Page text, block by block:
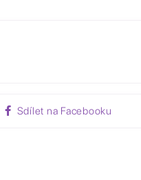
Sdílet na Facebooku